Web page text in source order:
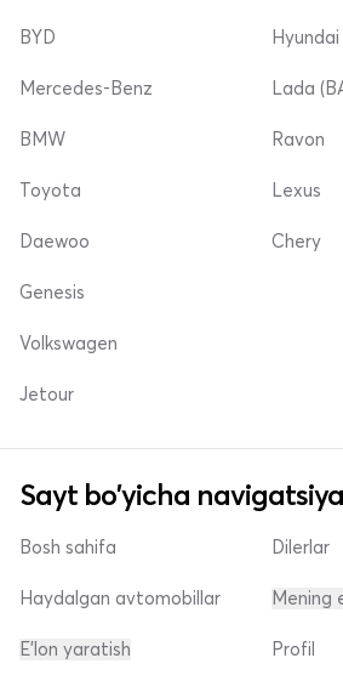
BYD
Mercedes-Benz
Hyundai
Lada
BMW
Toyota
Daewoo
Ravon
Lexus
Chery
Genesis
Volkswagen
Jetour
Sayt bo'yicha
Bosh sahifa
Haydalgan avtomobillar
E'lon yaratish
Dilerlar
Mening
Profil